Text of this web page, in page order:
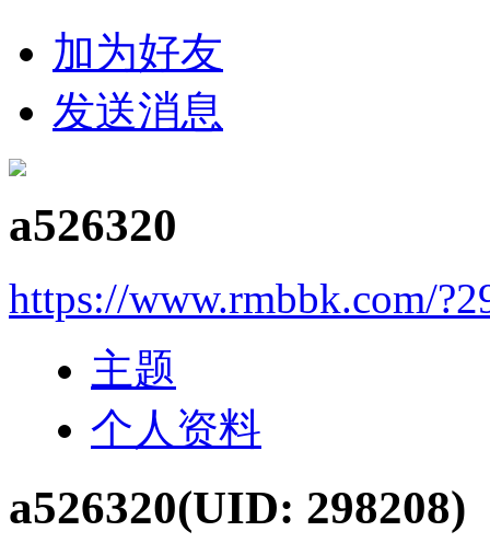
加为好友
发送消息
a526320
https://www.rmbbk.com/
主题
个人资料
a526320(UID: 298208)